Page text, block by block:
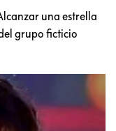
una estrella
grupo ficticio